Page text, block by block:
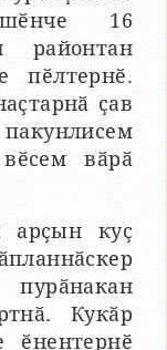
16
районтан
пӗлтернӗ.
ҫав
вӑрӑ
арҫын куҫ
пурӑнакан
Кукӑр
ӗнентернӗ